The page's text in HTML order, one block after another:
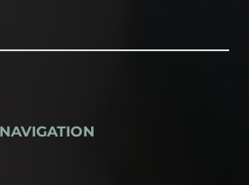
NAVIGATION